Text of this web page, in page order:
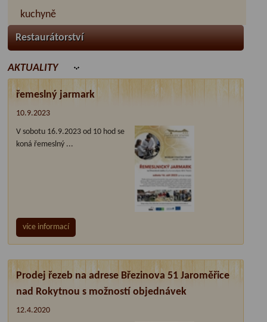
kuchyně
Restaurátorství
AKTUALITY
řemeslný jarmark
10.9.2023
V sobotu 16.9.2023 od 10 hod se
koná řemeslný ...
více informací
Prodej řezeb na adrese Březinova 51 Jaroměřice
nad Rokytnou s možností objednávek
12.4.2020